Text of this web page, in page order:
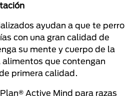
ayudan a que te perro
con una gran calidad de
su mente y cuerpo de la
que contengan
primera calidad.
Active Mind para razas